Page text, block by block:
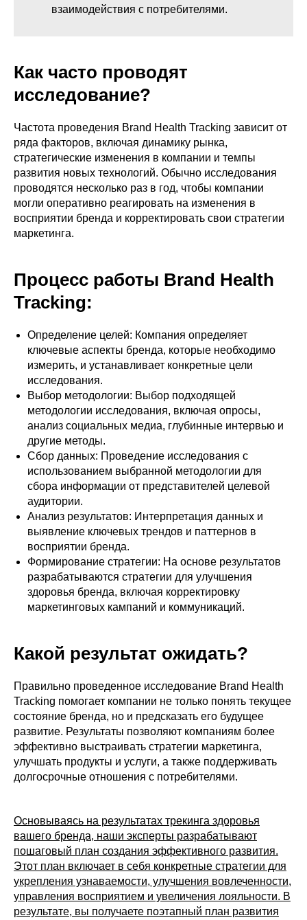
взаимодействия с потребителями.
Как часто проводят
исследование?
Частота проведения Brand Health Tracking зависит от
ряда факторов, включая динамику рынка,
стратегические изменения в компании и темпы
развития новых технологий. Обычно исследования
проводятся несколько раз в год, чтобы компании
могли оперативно реагировать на изменения в
восприятии бренда и корректировать свои стратегии
маркетинга.
Процесс работы Brand Health
Tracking:
Определение целей: Компания определяет
ключевые аспекты бренда, которые необходимо
измерить, и устанавливает конкретные цели
исследования.
Выбор методологии: Выбор подходящей
методологии исследования, включая опросы,
анализ социальных медиа, глубинные интервью и
другие методы.
Сбор данных: Проведение исследования с
использованием выбранной методологии для
сбора информации от представителей целевой
аудитории.
Анализ результатов: Интерпретация данных и
выявление ключевых трендов и паттернов в
восприятии бренда.
Формирование стратегии: На основе результатов
разрабатываются стратегии для улучшения
здоровья бренда, включая корректировку
маркетинговых кампаний и коммуникаций.
Какой результат ожидать?
Правильно проведенное исследование Brand Health
Tracking помогает компании не только понять текущее
состояние бренда, но и предсказать его будущее
развитие. Результаты позволяют компаниям более
эффективно выстраивать стратегии маркетинга,
улучшать продукты и услуги, а также поддерживать
долгосрочные отношения с потребителями.
Основываясь на результатах трекинга здоровья
вашего бренда, наши эксперты разрабатывают
пошаговый план создания эффективного развития.
Этот план включает в себя конкретные стратегии для
укрепления узнаваемости, улучшения вовлеченности,
управления восприятием и увеличения лояльности. В
результате, вы получаете поэтапный план развития